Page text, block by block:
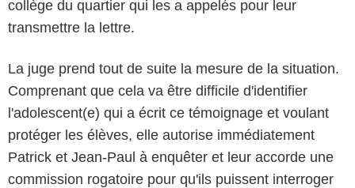
collège du quartier qui les a appelés pour leur
transmettre la lettre.
La juge prend tout de suite la mesure de la situation.
Comprenant que cela va être difficile d'identifier
l'adolescent(e) qui a écrit ce témoignage et voulant
protéger les élèves, elle autorise immédiatement
Patrick et Jean-Paul à enquêter et leur accorde une
commission rogatoire pour qu'ils puissent interroger